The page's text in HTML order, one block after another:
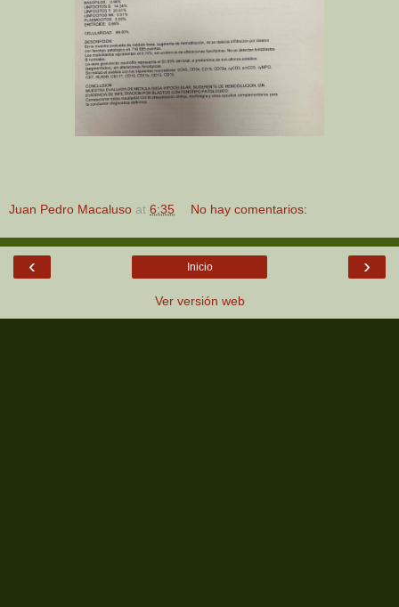
Juan Pedro Macaluso at 6:35 No hay comentarios:
‹ ›
Inicio
Ver versión web